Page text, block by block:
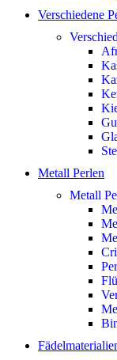
Verschiedene
Metall Perlen
Metall